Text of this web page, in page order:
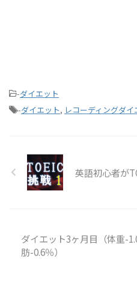
-ダイエット
-ダイエット, レコーディングダイ
英語初心者が
ダイエット3ヶ月目（体重-
肪-0.6％）